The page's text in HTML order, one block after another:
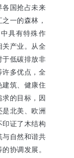
各国抢占未来
一的森林，
具有特殊作
关产业。从全
于低碳排放非
许多优点，全
建筑、健康住
的目标，因
北美、欧洲
印证了木结构
与自然和谐共
协调发展。